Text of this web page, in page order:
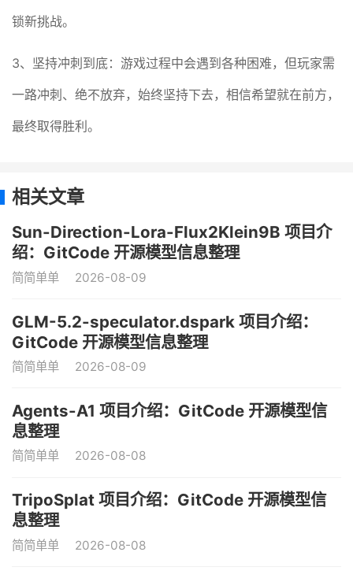
锁新挑战。
3、坚持冲刺到底：游戏过程中会遇到各种困难，但玩家需
一路冲刺、绝不放弃，始终坚持下去，相信希望就在前方，
最终取得胜利。
相关文章
Sun-Direction-Lora-Flux2Klein9B 项目介
绍：GitCode 开源模型信息整理
简简单单 2026-08-09
GLM-5.2-speculator.dspark 项目介绍：
GitCode 开源模型信息整理
简简单单 2026-08-09
Agents-A1 项目介绍：GitCode 开源模型信
息整理
简简单单 2026-08-08
TripoSplat 项目介绍：GitCode 开源模型信
息整理
简简单单 2026-08-08